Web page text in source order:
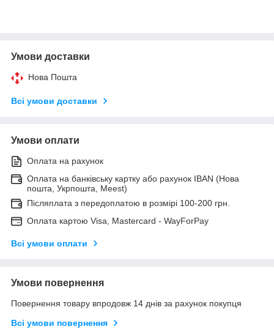
Умови доставки
Нова Пошта
Всі умови доставки
Умови оплати
Оплата на рахунок
Оплата на банківську картку або рахунок IBAN (Нова
пошта, Укрпошта, Meest)
Післяплата з передоплатою в розмірі 100-200 грн.
Оплата картою Visa, Mastercard - WayForPay
Всі умови оплати
Умови повернення
Повернення товару впродовж 14 днів за рахунок покупця
Всі умови повернення